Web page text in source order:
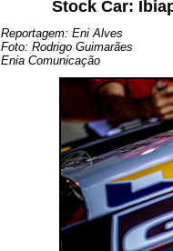
Stock Car:
Reportagem: Eni Alves
Foto: Rodrigo Guimarães
Enia Comunicação